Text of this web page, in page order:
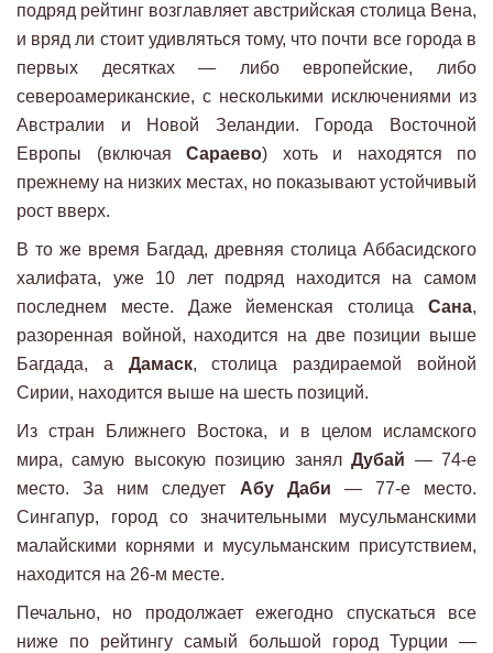
подряд рейтинг возглавляет австрийская столица Вена,
и вряд ли стоит удивляться тому, что почти все города в
первых десятках — либо европейские, либо
североамериканские, с несколькими исключениями из
Австралии и Новой Зеландии. Города Восточной
Европы (включая Сараево) хоть и находятся по
прежнему на низких местах, но показывают устойчивый
рост вверх.
В то же время Багдад, древняя столица Аббасидского
халифата, уже 10 лет подряд находится на самом
последнем месте. Даже йеменская столица Сана,
разоренная войной, находится на две позиции выше
Багдада, а Дамаск, столица раздираемой войной
Сирии, находится выше на шесть позиций.
Из стран Ближнего Востока, и в целом исламского
мира, самую высокую позицию занялДубай — 74-е
место. За ним следует Абу Даби — 77-е место.
Сингапур, город со значительными мусульманскими
малайскими корнями и мусульманским присутствием,
находится на 26-м месте.
Печально, но продолжает ежегодно спускаться все
ниже по рейтингу самый большой город Турции —